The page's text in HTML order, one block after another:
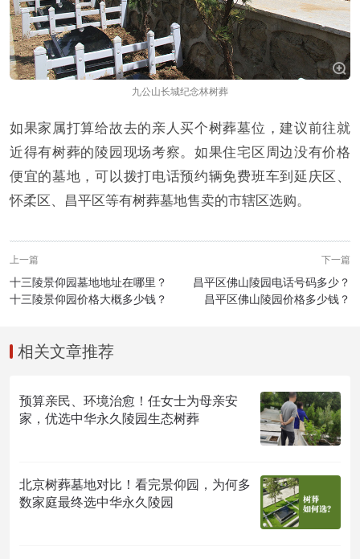
九公山长城纪念林树葬
如果家属打算给故去的亲人买个树葬墓位，建议前往就
近得有树葬的陵园现场考察。如果住宅区周边没有价格
便宜的墓地，可以拨打电话预约辆免费班车到延庆区、
怀柔区、昌平区等有树葬墓地售卖的市辖区选购。
上一篇
十三陵景仰园墓地地址在哪里？
十三陵景仰园价格大概多少钱？
下一篇
昌平区佛山陵园电话号码多少？
昌平区佛山陵园价格多少钱？
相关文章推荐
预算亲民、环境治愈！任女士为母亲安
家，优选中华永久陵园生态树葬
北京树葬墓地对比！看完景仰园，为何多
数家庭最终选中华永久陵园